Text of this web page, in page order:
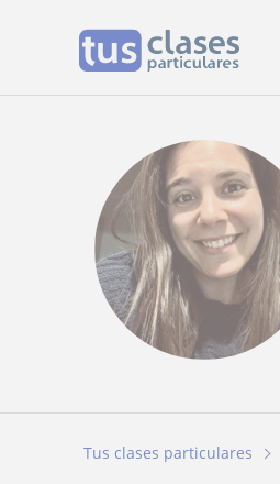
Tus clases particulares